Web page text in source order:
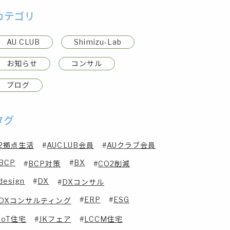
テゴリ
AU CLUB Shimizu-Lab
お知らせ コンサル
ブログ
グ
拠点生活 AUCLUB会員
AUクラブ会員
BCP対策 BX
CO2削減
DX DXコンサル
コンサルティング ERP ESG
住宅 JKフェア LCCM住宅